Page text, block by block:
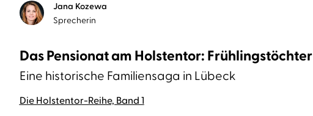
Jana Kozewa
Sprecherin
Das Pensionat am Holstentor: Frühlingstöchter
Eine historische Familiensaga in Lübeck
Die Holstentor-Reihe, Band 1